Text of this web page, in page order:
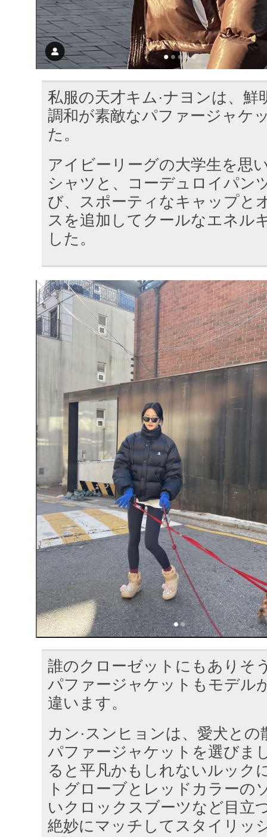
私服の天才キム·ナヨンは、鮮
調和が素敵なパファージャケ
た。
アイビーリーグの大学生を思
シャツと、コーデュロイパン
び、スポーティなキャップと
スを追加してクールなエネル
した。
誰のクローゼットにもありそ
パファージャケットもモデル
違います。
カン·スンヒョンは、愛犬と
パファージャケットを選びま
ると平凡かもしれないルック
トグローブとレッドカラーの
いクロックスブーツなど目立
絶妙にマッチしてスタイリッ